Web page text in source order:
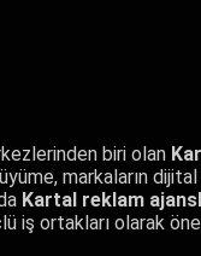
biri olan
markaların
Kartal reklam
iş ortakları olarak